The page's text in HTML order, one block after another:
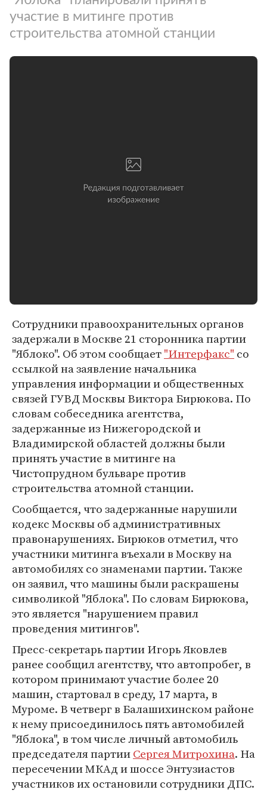
участие в митинге против
строительства атомной станции
Сотрудники правоохранительных органов
задержали в Москве 21 сторонника партии
"Яблоко". Об этом сообщает"Интерфакс" со
ссылкой на заявление начальника
управления информации и общественных
связей ГУВД Москвы Виктора Бирюкова. По
словам собеседника агентства,
задержанные из Нижегородской и
Владимирской областей должны были
принять участие в митинге на
Чистопрудном бульваре против
строительства атомной станции.
Сообщается, что задержанные нарушили
кодекс Москвы об административных
правонарушениях. Бирюков отметил, что
участники митинга въехали в Москву на
автомобилях со знаменами партии. Также
он заявил, что машины были раскрашены
символикой "Яблока". По словам Бирюкова,
это является "нарушением правил
проведения митингов".
Пресс-секретарь партии Игорь Яковлев
ранее сообщил агентству, что автопробег, в
котором принимают участие более 20
машин, стартовал в среду, 17 марта, в
Муроме. В четверг в Балашихинском районе
к нему присоединилось пять автомобилей
"Яблока", в том числе личный автомобиль
председателя партииСергея Митрохина. На
пересечении МКАд и шоссе Энтузиастов
участников их остановили сотрудники ДПС.